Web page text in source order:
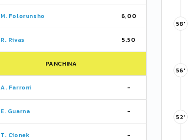
M. Folorunsho 6,00
R. Rivas 5,50
PANCHINA
A. Farroni -
E. Guarna -
T. Cionek -
58'
56'
52'